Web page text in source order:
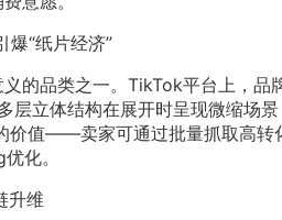
爆“纸片经济”
的品类之一。TikTok平台上，
层立体结构在展开时呈现微缩场
价值——卖家可通过批量抓取高转
化。
升维